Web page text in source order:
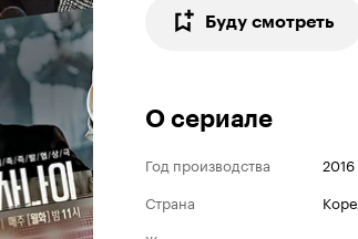
Буду смотреть
О сериале
Год производства 2016
Страна